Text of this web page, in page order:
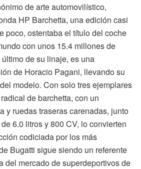
de arte automovilístico,
HP Barchetta, una edición casi
poco, ostentaba el título del coche
con unos 15.4 millones de
de su linaje, es una
de Horacio Pagani, llevando su
modelo. Con solo tres ejemplares
de barchetta, con un
y ruedas traseras carenadas, junto
6.0 litros y 800 CV, lo convierten
codiciada por los más
Bugatti sigue siendo un referente
del mercado de superdeportivos de